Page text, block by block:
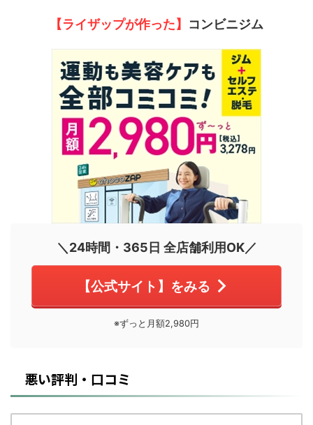
【ライザップが作った】 コンビニジム
＼24時間・365日 全店舗利用OK／
【公式サイト】をみる
※ずっと月額2,980円
悪い評判・口コミ